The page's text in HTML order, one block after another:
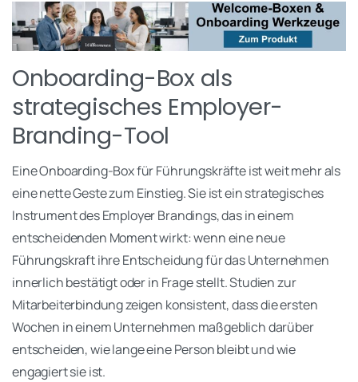
Onboarding-Box als
strategisches Employer-
Branding-Tool
Eine Onboarding-Box für Führungskräfte ist weit mehr als
eine nette Geste zum Einstieg. Sie ist ein strategisches
Instrument des Employer Brandings, das in einem
entscheidenden Moment wirkt: wenn eine neue
Führungskraft ihre Entscheidung für das Unternehmen
innerlich bestätigt oder in Frage stellt. Studien zur
Mitarbeiterbindung zeigen konsistent, dass die ersten
Wochen in einem Unternehmen maßgeblich darüber
entscheiden, wie lange eine Person bleibt und wie
engagiert sie ist.